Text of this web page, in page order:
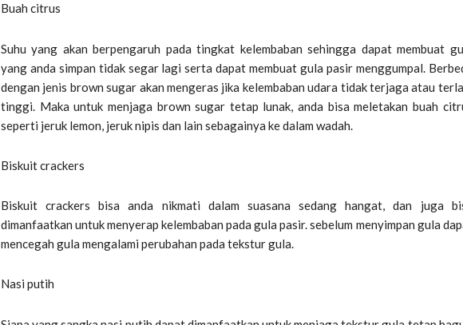
Buah citrus
Suhu yang akan berpengaruh pada tingkat kelembaban sehingga dapat membuat
yang anda simpan tidak segar lagi serta dapat membuat gula pasir menggumpal.
dengan jenis brown sugar akan mengeras jika kelembaban udara tidak terjaga atau
tinggi. Maka untuk menjaga brown sugar tetap lunak, anda bisa meletakan buah
seperti jeruk lemon, jeruk nipis dan lain sebagainya ke dalam wadah.
Biskuit crackers
Biskuit crackers bisa anda nikmati dalam suasana sedang hangat, dan juga
dimanfaatkan untuk menyerap kelembaban pada gula pasir. sebelum menyimpan gula
mencegah gula mengalami perubahan pada tekstur gula.
Nasi putih